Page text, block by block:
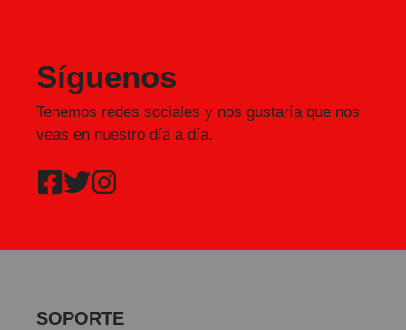
Síguenos
Tenemos redes sociales y nos gustaría que nos
veas en nuestro día a día.
SOPORTE